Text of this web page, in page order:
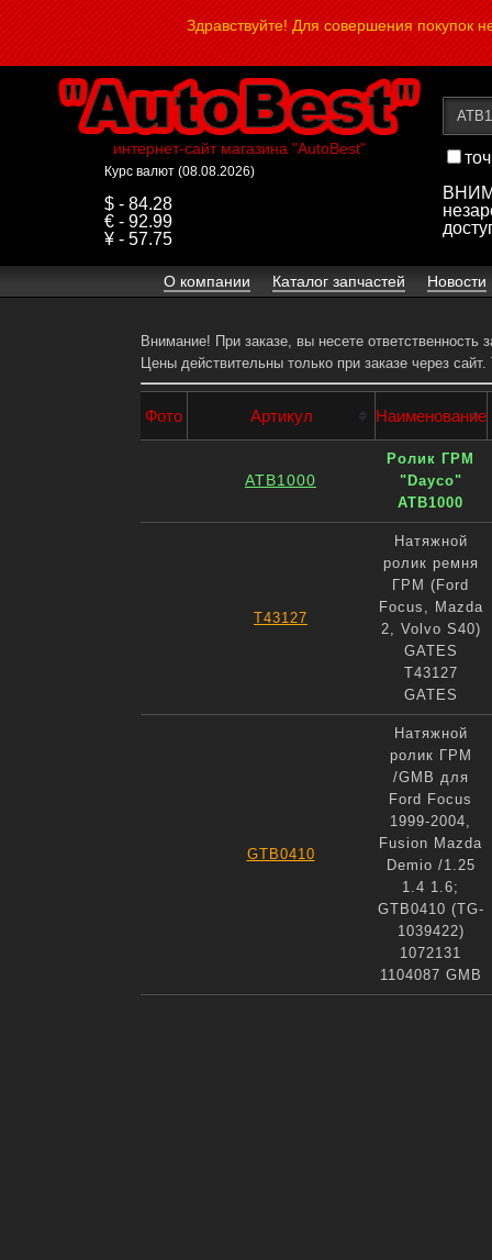
Здравствуйте! Для совершения покупок
интернет-сайт магазина "AutoBest"
Курс валют (08.08.2026)
$ - 84.28
€ - 92.99
¥ - 57.75
О компании Каталог запчастей Новости
Внимание! При заказе, вы несете ответственность
Цены действительны только при заказе через сайт.
Фото Артикул Наименование
ATB1000
Ролик ГРМ
"Dayco"
ATB1000
T43127
Натяжной
ролик ремня
ГРМ (Ford
Focus, Mazda
2, Volvo S40)
GATES
T43127
GATES
GTB0410
Натяжной
ролик ГРМ
/GMB для
Ford Focus
1999-2004,
Fusion Mazda
Demio /1.25
1.4 1.6;
GTB0410 (TG-
1039422)
1072131
1104087 GMB